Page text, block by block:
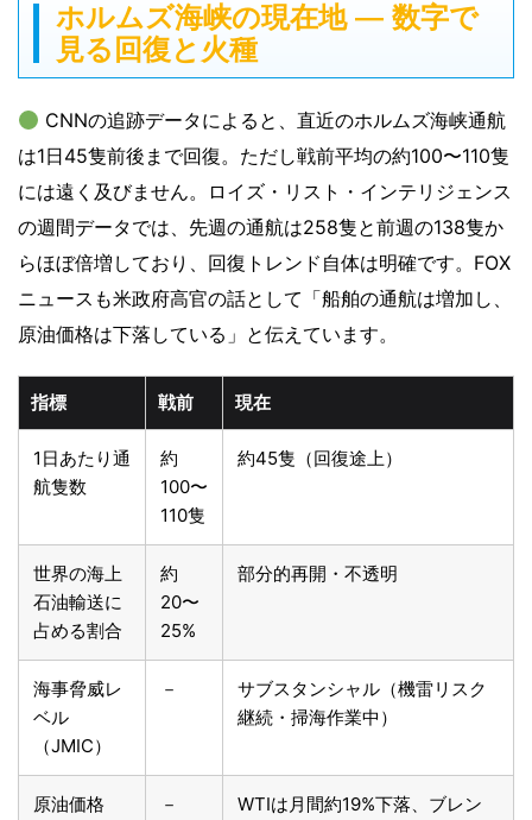
ホルムズ海峡の現在地 ― 数字で
見る回復と火種
CNNの追跡データによると、直近のホルムズ海峡通航
は1日45隻前後まで回復。ただし戦前平均の約100〜110隻
には遠く及びません。ロイズ・リスト・インテリジェンス
の週間データでは、先週の通航は258隻と前週の138隻か
らほぼ倍増しており、回復トレンド自体は明確です。FOX
ニュースも米政府高官の話として「船舶の通航は増加し、
原油価格は下落している」と伝えています。
指標 戦前 現在
1日あたり通
航隻数
約
100〜
110隻
約45隻（回復途上）
世界の海上
石油輸送に
占める割合
約
20〜
25%
部分的再開・不透明
海事脅威レ
ベル
（JMIC）
－
サブスタンシャル（機雷リスク
継続・掃海作業中）
原油価格
－
WTIは月間約19%下落、ブレン